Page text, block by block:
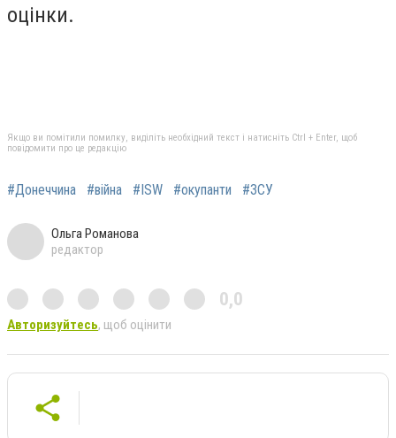
оцінки.
Якщо ви помітили помилку, виділіть необхідний текст і натисніть Ctrl + Enter, щоб
повідомити про це редакцію
#Донеччина #війна #ISW #окупанти #ЗСУ
Ольга Романова
редактор
0,0
Авторизуйтесь, щоб оцінити